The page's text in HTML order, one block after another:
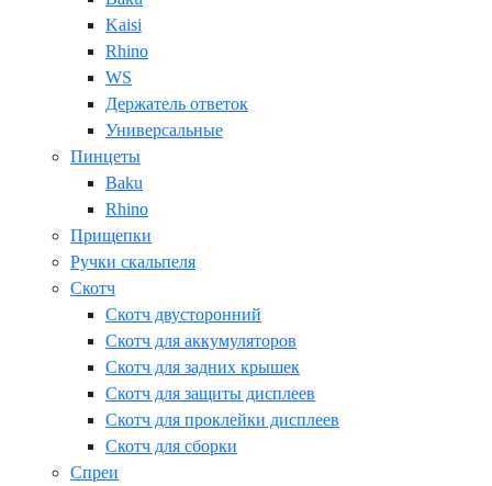
Kaisi
Rhino
WS
Держатель ответок
Универсальные
Пинцеты
Baku
Rhino
Прищепки
Ручки скальпеля
Скотч
Скотч двусторонний
Скотч для аккумуляторов
Скотч для задних крышек
Скотч для защиты дисплеев
Скотч для проклейки дисплеев
Скотч для сборки
Спреи